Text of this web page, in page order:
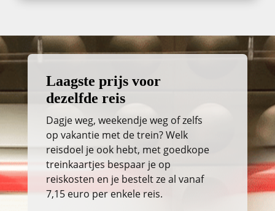
Laagste prijs voor
dezelfde reis
Dagje weg, weekendje weg of zelfs
op vakantie met de trein? Welk
reisdoel je ook hebt, met goedkope
treinkaartjes bespaar je op
reiskosten en je bestelt ze al vanaf
7,15 euro per enkele reis.